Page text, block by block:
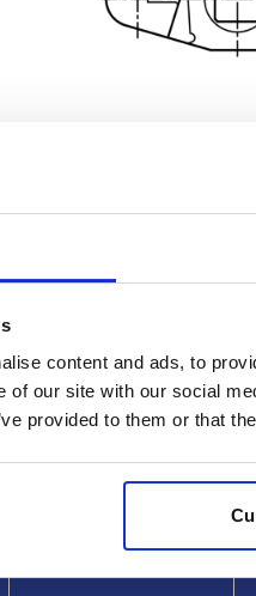
content and ads, to
of our site with our social
provided to them or that
Modelo de forma B
le informará de la fecha de envío